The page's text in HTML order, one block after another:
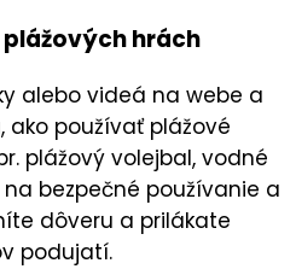
hrách
alebo videá na webe a
ako používať plážové
plážový volejbal, vodné
bezpečné používanie a
dôveru a prilákate
podujatí.